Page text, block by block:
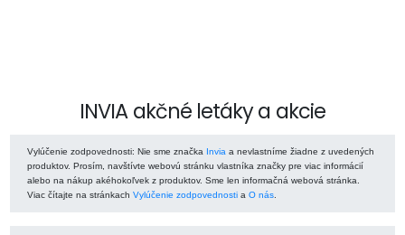
INVIA akčné letáky a akcie
Vylúčenie zodpovednosti: Nie sme značka Invia a nevlastníme žiadne z uvedených
produktov. Prosím, navštívte webovú stránku vlastníka značky pre viac informácií
alebo na nákup akéhokoľvek z produktov. Sme len informačná webová stránka.
Viac čítajte na stránkach Vylúčenie zodpovednosti a O nás